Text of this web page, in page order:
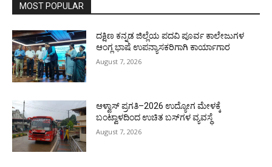
MOST POPULAR
ದಕ್ಷಿಣ ಕನ್ನಡ ಜಿಲ್ಲೆಯ ಪದವಿ ಪೂರ್ವ ಕಾಲೇಜುಗಳ
ಆಂಗ್ಲ ಭಾಷೆ ಉಪನ್ಯಾಸಕರಿಗಾಗಿ ಕಾರ್ಯಾಗಾರ
August 7, 2026
ಆಳ್ವಾಸ್ ಪ್ರಗತಿ–2026 ಉದ್ಯೋಗ ಮೇಳಕ್ಕೆ
ಬಂಟ್ವಾಳದಿಂದ ಉಚಿತ ಬಸ್‌ಗಳ ವ್ಯವಸ್ಥೆ
August 7, 2026